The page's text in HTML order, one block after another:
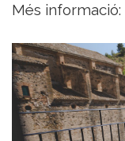
Més informació: